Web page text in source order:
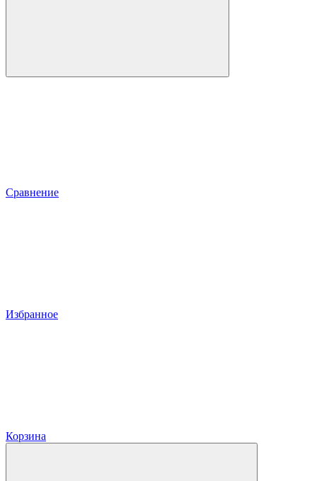
Сравнение
Избранное
Корзина